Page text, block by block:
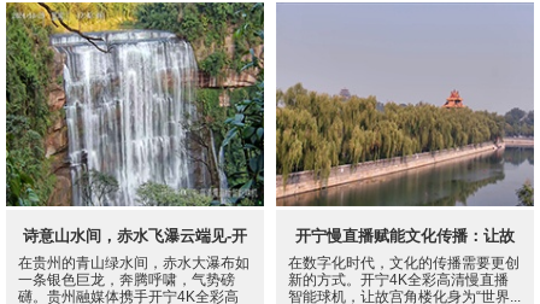
诗意山水间，赤水飞瀑云端见-开
宁4K慢直播摄像机
在贵州的青山绿水间，赤水大瀑布如
一条银色巨龙，奔腾呼啸，气势磅
礴。贵州融媒体携手开宁4K全彩高
开宁慢直播赋能文化传播：让故
宫角楼成为世界的文化客厅
在数字化时代，文化的传播需要更创
新的方式。开宁4K全彩高清慢直播
智能球机，让故宫角楼化身为“世界...